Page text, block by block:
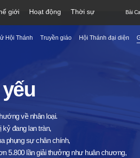
giới Hoạt động Thời sự Bài
Hội Thánh Truyền giáo Hội Thánh đại diện
về nhân loại.
đang lan tràn,
phụng sự chân chính,
5.800 lần giải thưởng như huân chương,